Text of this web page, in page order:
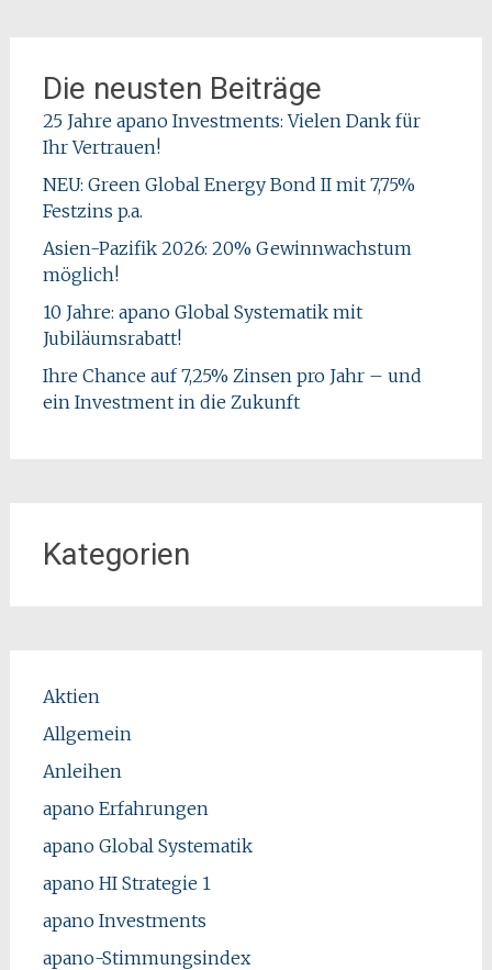
Die neusten Beiträge
25 Jahre apano Investments: Vielen Dank für
Ihr Vertrauen!
NEU: Green Global Energy Bond II mit 7,75%
Festzins p.a.
Asien-Pazifik 2026: 20% Gewinnwachstum
möglich!
10 Jahre: apano Global Systematik mit
Jubiläumsrabatt!
Ihre Chance auf 7,25% Zinsen pro Jahr – und
ein Investment in die Zukunft
Kategorien
Aktien
Allgemein
Anleihen
apano Erfahrungen
apano Global Systematik
apano HI Strategie 1
apano Investments
apano-Stimmungsindex